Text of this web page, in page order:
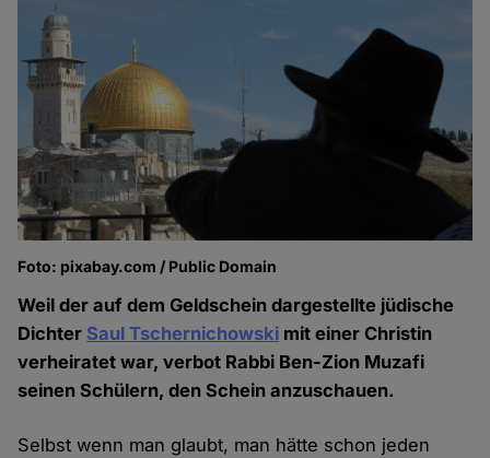
Foto: pixabay.com / Public Domain
Weil der auf dem Geldschein dargestellte jüdische
Dichter Saul Tschernichowski mit einer Christin
verheiratet war, verbot Rabbi Ben-Zion Muzafi
seinen Schülern, den Schein anzuschauen.
Selbst wenn man glaubt, man hätte schon jeden